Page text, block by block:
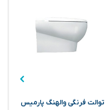
توالت فرنگی والهنگ پارمیس